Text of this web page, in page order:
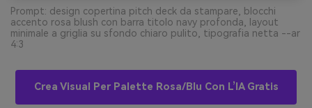
Prompt: design copertina pitch deck da stampare, blocchi
accento rosa blush con barra titolo navy profonda, layout
minimale a griglia su sfondo chiaro pulito, tipografia netta --ar
4:3
Crea Visual Per Palette Rosa/blu Con L’IA Gratis